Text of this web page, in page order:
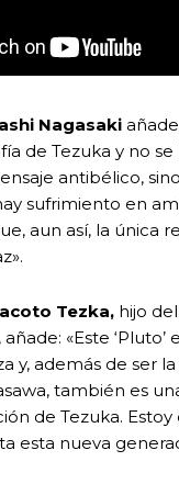
Nagasaki
de Tezuka y no se
antibélico,
sufrimiento en
aun así, la única
Tezka, hijo
«Este ‘Pluto’
y, además de ser
también es
de Tezuka. Estoy
esta nueva